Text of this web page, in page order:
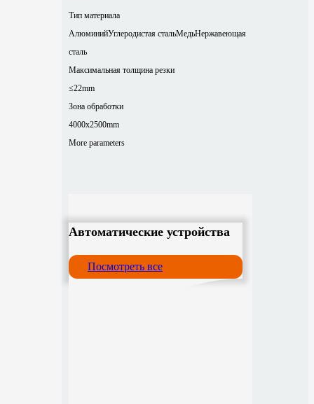
Тип материала
АлюминийУглеродистая стальМедьНержавеющая
сталь
Максимальная толщина резки
≤22mm
Зона обработки
4000x2500mm
More parameters
Автоматические устройства
Посмотреть все